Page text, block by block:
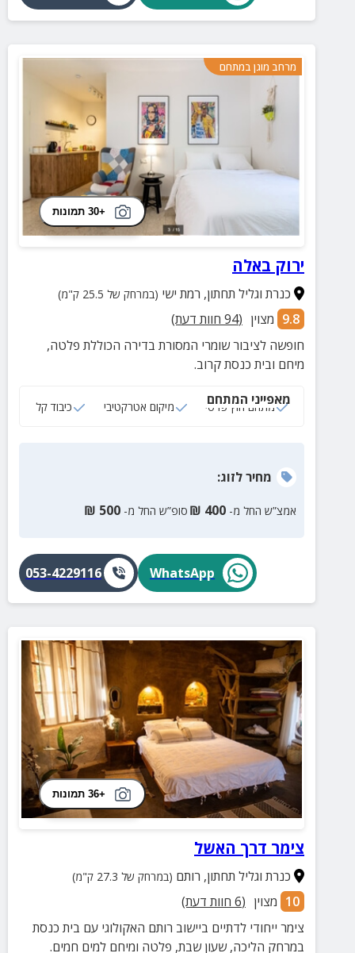
מרחב מוגן במתחם
+30 תמונות
ירוק באלה
כנרת וגליל תחתון, רמת ישי (במרחק של 25.5 ק"מ)
9.8 מצוין (
94 חוות דעת)
חופשה לציבור שומרי המסורת בדירה הכוללת פלטה,
מיחם ובית כנסת קרוב.
מאפייני המתחם
מתחם חוץ פרטי מיקום אטרקטיבי כיבוד קל
מחירלזוג:
אמצ”ש החל מ- 400
₪ סופ”ש החל מ- 500
₪
WhatsApp
053-4229116
+36 תמונות
צימר דרך האשל
כנרת וגליל תחתון, רותם (במרחק של 27.3 ק"מ)
10 מצוין (
6 חוות דעת)
צימר ייחודי לדתיים ביישוב רותם האקולוגי עם בית כנסת
במרחק הליכה, שעון שבת, פלטה ומיחם למים חמים.